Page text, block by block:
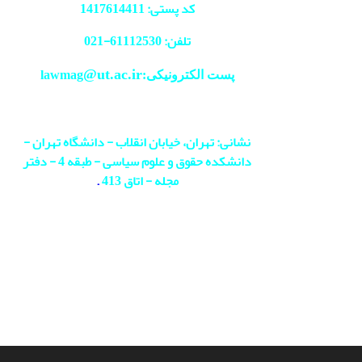
کد پستی: 1417614411
تلفن: 61112530-
021
پست الکترونیکی:lawmag@ut.ac.ir
نشانی: تهران، خیابان انقلاب - دانشگاه تهران -
دانشکده حقوق و علوم سیاسی - طبقه 4 - دفتر
مجله - اتاق 413
.